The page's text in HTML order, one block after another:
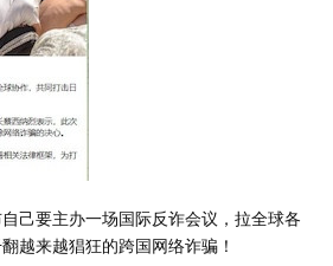
己要主办一场国际反诈会议，拉全球各
越来越猖狂的跨国网络诈骗！